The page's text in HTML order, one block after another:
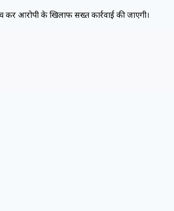
कर आरोपी के खिलाफ सख्त कार्रवाई की जाएगी।